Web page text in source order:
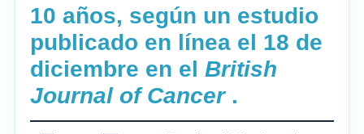
10 años, según un estudio
publicado en línea el 18 de
diciembre en el British
Journal of Cancer.